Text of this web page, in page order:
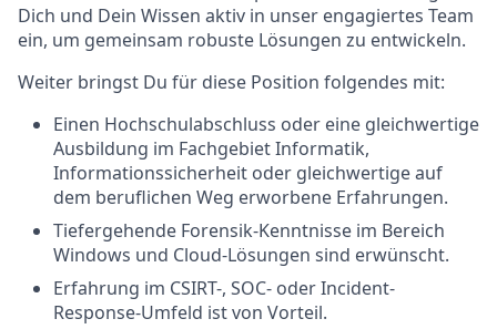
Dich und Dein Wissen aktiv in unser engagiertes Team
ein, um gemeinsam robuste Lösungen zu entwickeln.
Weiter bringst Du für diese Position folgendes mit:
Einen Hochschulabschluss oder eine gleichwertige
Ausbildung im Fachgebiet Informatik,
Informationssicherheit oder gleichwertige auf
dem beruflichen Weg erworbene Erfahrungen.
Tiefergehende Forensik-Kenntnisse im Bereich
Windows und Cloud-Lösungen sind erwünscht.
Erfahrung im CSIRT-, SOC- oder Incident-
Response-Umfeld ist von Vorteil.